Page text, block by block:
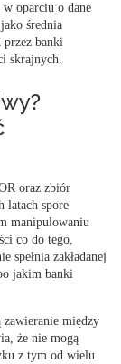
oparciu o dane
średnia
przez banki
skrajnych.
oraz zbiór
latach spore
manipulowaniu
co do tego,
spełnia zakładanej
jakim banki
zawieranie między
że nie mogą
z tym od wielu